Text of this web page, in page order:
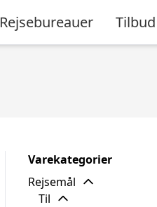
Rejsebureauer Tilbud
Varekategorier
Rejsemål
Til